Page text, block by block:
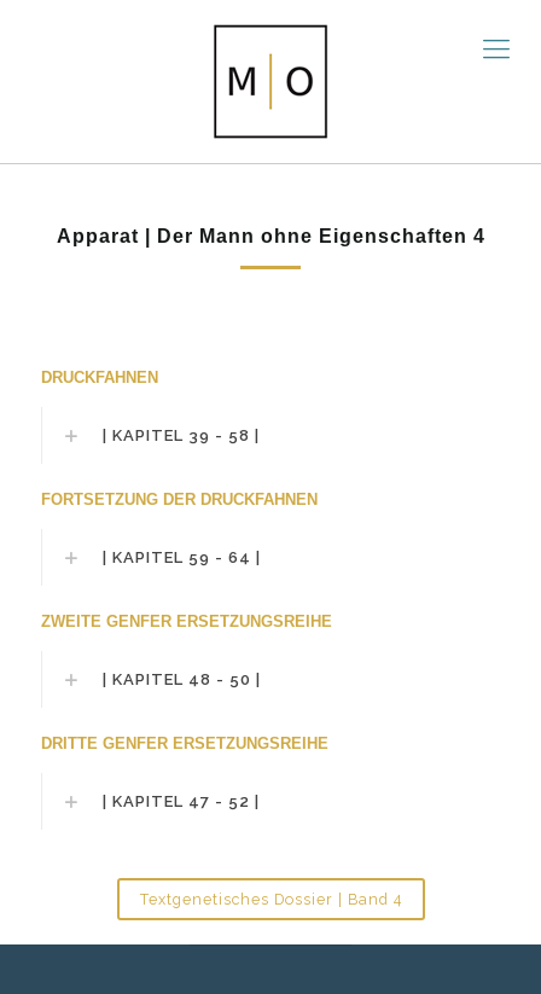
Apparat | Der Mann ohne Eigenschaften 4
DRUCKFAHNEN
| KAPITEL 39 - 58 |
FORTSETZUNG DER DRUCKFAHNEN
| KAPITEL 59 - 64 |
ZWEITE GENFER ERSETZUNGSREIHE
| KAPITEL 48 - 50 |
DRITTE GENFER ERSETZUNGSREIHE
| KAPITEL 47 - 52 |
Textgenetisches Dossier | Band 4